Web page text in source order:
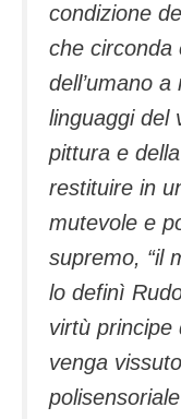
condizione
che circonda
dell’umano
linguaggi del
pittura e
restituire in
mutevole e
supremo, “il
lo definì
virtù principe
venga